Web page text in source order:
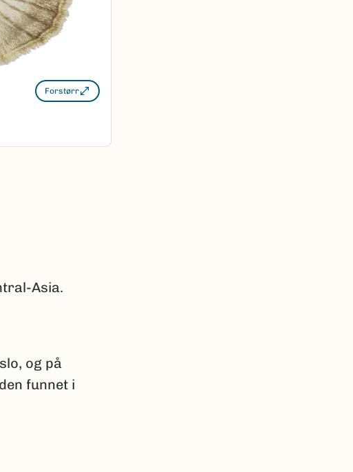
Forstørr
Asia.
og på
funnet i